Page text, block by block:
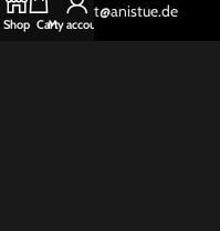
kundensupport@anistue.de
Shop CartMy account